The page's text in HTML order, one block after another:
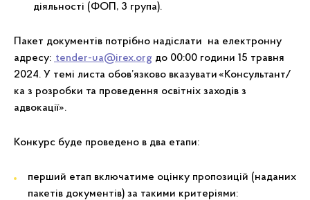
діяльності (ФОП, 3 група).
Пакет документів потрібно надіслати на електронну
адресу: tender-ua@irex.org до 00:00 години 15 травня
2024. У темі листа обов’язково вказувати «Консультант/
ка з розробки та проведення освітніх заходів з
адвокації».
Конкурс буде проведено в два етапи:
перший етап включатиме оцінку пропозицій (наданих
пакетів документів) за такими критеріями: